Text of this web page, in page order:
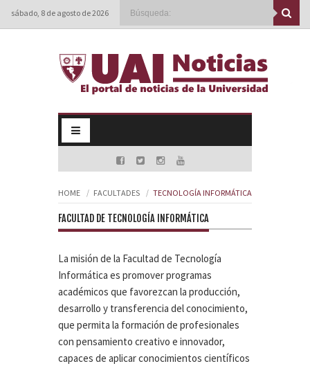
sábado, 8 de agosto de 2026
HOME FACULTADES TECNOLOGÍA INFORMÁTICA
FACULTAD DE TECNOLOGÍA INFORMÁTICA
La misión de la Facultad de Tecnología
Informática es promover programas
académicos que favorezcan la producción,
desarrollo y transferencia del conocimiento,
que permita la formación de profesionales
con pensamiento creativo e innovador,
capaces de aplicar conocimientos científicos